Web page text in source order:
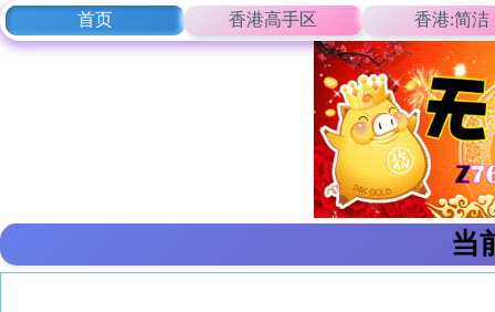
首页 香港高手区 香港:简洁
当